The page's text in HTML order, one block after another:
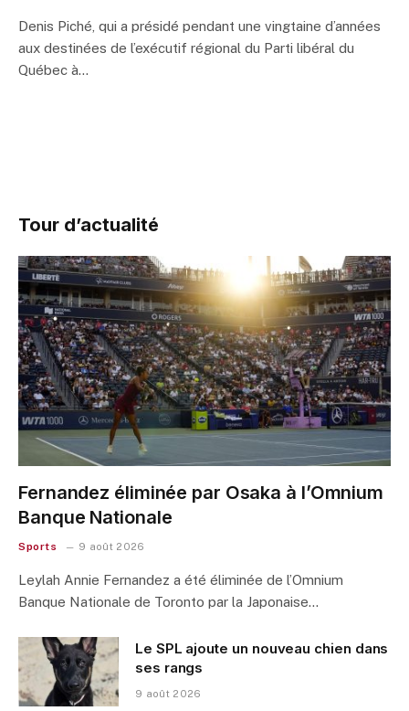
Denis Piché, qui a présidé pendant une vingtaine d’années
aux destinées de l’exécutif régional du Parti libéral du
Québec à…
Tour d’actualité
Fernandez éliminée par Osaka à l’Omnium
Banque Nationale
Sports 9 août 2026
Leylah Annie Fernandez a été éliminée de l’Omnium
Banque Nationale de Toronto par la Japonaise…
Le SPL ajoute un nouveau chien dans
ses rangs
9 août 2026